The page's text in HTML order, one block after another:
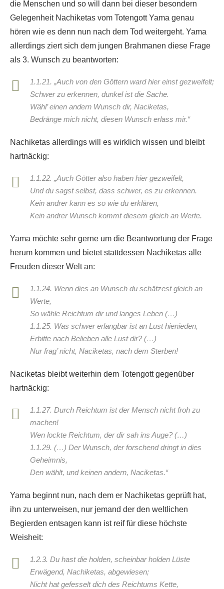
die Menschen und so will dann bei dieser besondern
Gelegenheit Nachiketas vom Totengott Yama genau
hören wie es denn nun nach dem Tod weitergeht. Yama
allerdings ziert sich dem jungen Brahmanen diese Frage
als 3. Wunsch zu beantworten:
1.1.21. „Auch von den Göttern ward hier einst gezweifelt;
Schwer zu erkennen, dunkel ist die Sache.
Wähl’ einen andern Wunsch dir, Naciketas,
Bedränge mich nicht, diesen Wunsch erlass mir.“
Nachiketas allerdings will es wirklich wissen und bleibt
hartnäckig:
1.1.22. „Auch Götter also haben hier gezweifelt,
Und du sagst selbst, dass schwer, es zu erkennen.
Kein andrer kann es so wie du erklären,
Kein andrer Wunsch kommt diesem gleich an Werte.
Yama möchte sehr gerne um die Beantwortung der Frage
herum kommen und bietet stattdessen Nachiketas alle
Freuden dieser Welt an:
1.1.24. Wenn dies an Wunsch du schätzest gleich an
Werte,
So wähle Reichtum dir und langes Leben (…)
1.1.25. Was schwer erlangbar ist an Lust hienieden,
Erbitte nach Belieben alle Lust dir? (…)
Nur frag’ nicht, Naciketas, nach dem Sterben!
Naciketas bleibt weiterhin dem Totengott gegenüber
hartnäckig:
1.1.27. Durch Reichtum ist der Mensch nicht froh zu
machen!
Wen lockte Reichtum, der dir sah ins Auge? (…)
1.1.29. (…) Der Wunsch, der forschend dringt in dies
Geheimnis,
Den wählt, und keinen andern, Naciketas.“
Yama beginnt nun, nach dem er Nachiketas geprüft hat,
ihn zu unterweisen, nur jemand der den weltlichen
Begierden entsagen kann ist reif für diese höchste
Weisheit:
1.2.3. Du hast die holden, scheinbar holden Lüste
Erwägend, Nachiketas, abgewiesen;
Nicht hat gefesselt dich des Reichtums Kette,